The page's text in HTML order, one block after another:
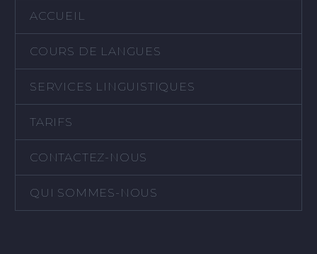
ACCUEIL
COURS DE LANGUES
SERVICES LINGUISTIQUES
TARIFS
CONTACTEZ-NOUS
QUI SOMMES-NOUS